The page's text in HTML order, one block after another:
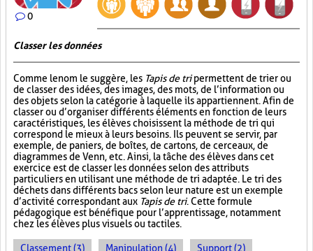
0
Classer les données
Comme le nom le suggère, les Tapis de tripermettent de trier ou
de classer des idées, des images, des mots, de l’information ou
des objets selon la catégorie à laquelle ils appartiennent. Afin de
classer ou d’organiser différents éléments en fonction de leurs
caractéristiques, les élèves choisissent la méthode de tri qui
correspond le mieux à leurs besoins. Ils peuvent se servir, par
exemple, de paniers, de boîtes, de cartons, de cerceaux, de
diagrammes de Venn, etc. Ainsi, la tâche des élèves dans cet
exercice est de classer les données selon des attributs
particuliers en utilisant une méthode de tri adaptée. Le tri des
déchets dans différents bacs selon leur nature est un exemple
d’activité correspondant aux Tapis de tri. Cette formule
pédagogique est bénéfique pour l’apprentissage, notamment
chez les élèves plus visuels ou tactiles.
Classement (3) Manipulation (4) Support (2)